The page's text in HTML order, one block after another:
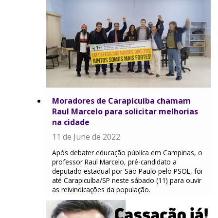
Moradores de Carapicuíba chamam
Raul Marcelo para solicitar melhorias
na cidade
11 de June de 2022
Após debater educação pública em Campinas, o
professor Raul Marcelo, pré-candidato a
deputado estadual por São Paulo pelo PSOL, foi
até Carapicuíba/SP neste sábado (11) para ouvir
as reivindicações da população.